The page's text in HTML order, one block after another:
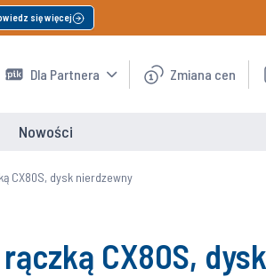
się więcej
Dla Partnera Zmiana cen
Nowości
CX80S, dysk nierdzewny
CX80S,